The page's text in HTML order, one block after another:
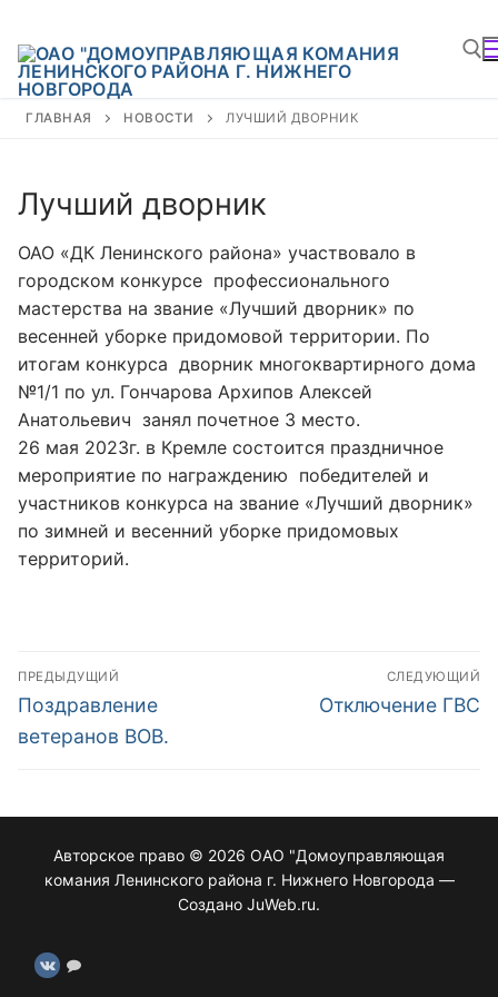
ГЛАВНАЯ НОВОСТИ ЛУЧШИЙ ДВОРНИК
Лучший дворник
ОАО «ДК Ленинского района» участвовало в
городском конкурсе профессионального
мастерства на звание «Лучший дворник» по
весенней уборке придомовой территории. По
итогам конкурса дворник многоквартирного дома
№1/1 по ул. Гончарова Архипов Алексей
Анатольевич занял почетное 3 место.
26 мая 2023г. в Кремле состоится праздничное
мероприятие по награждению победителей и
участников конкурса на звание «Лучший дворник»
по зимней и весенний уборке придомовых
территорий.
ПРЕДЫДУЩИЙ
Поздравление
ветеранов ВОВ.
СЛЕДУЮЩИЙ
Отключение ГВС
Авторское право © 2026 ОАО "Домоуправляющая
комания Ленинского района г. Нижнего Новгорода —
Создано JuWeb.ru.